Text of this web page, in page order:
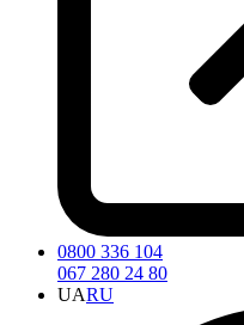
0800 336 104
067 280 24 80
UARU